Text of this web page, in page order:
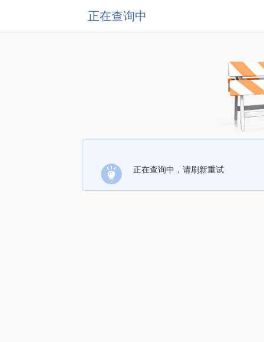
正在查询中
正在查询中，请刷新重试